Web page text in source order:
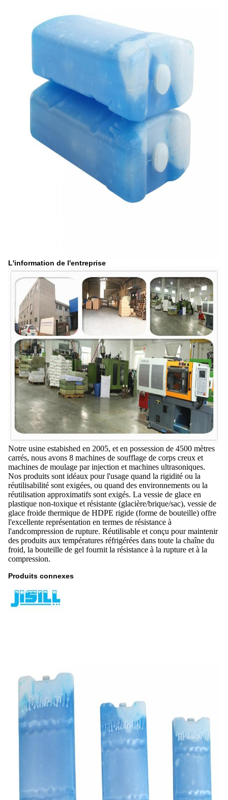
L'information de l'entreprise
Notre usine estabished en 2005, et en possession de 4500 mètres
carrés, nous avons 8 machines de soufflage de corps creux et
machines de moulage par injection et machines ultrasoniques.
Nos produits sont idéaux pour l'usage quand la rigidité ou la
réutilisabilité sont exigées, ou quand des environnements ou la
réutilisation approximatifs sont exigés. La vessie de glace en
plastique non-toxique et résistante (glacière/brique/sac), vessie de
glace froide thermique de HDPE rigide (forme de bouteille) offre
l'excellente représentation en termes de résistance à
l'andcompression de rupture. Réutilisable et conçu pour maintenir
des produits aux températures réfrigérées dans toute la chaîne du
froid, la bouteille de gel fournit la résistance à la rupture et à la
compression.
Produits connexes